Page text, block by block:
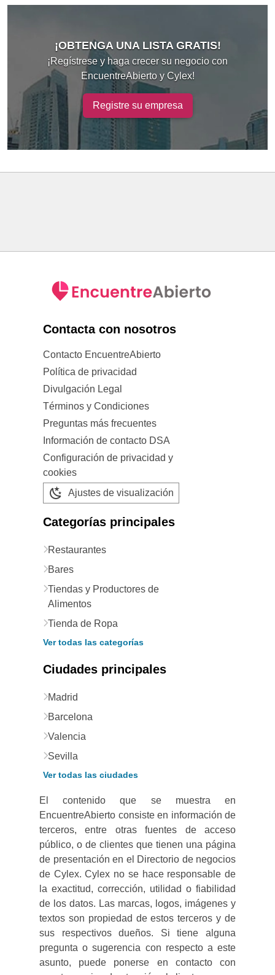
¡OBTENGA UNA LISTA GRATIS!
¡Regístrese y haga crecer su negocio con
EncuentreAbierto y Cylex!
Registre su empresa
Contacta con nosotros
Contacto EncuentreAbierto
Política de privacidad
Divulgación Legal
Términos y Condiciones
Preguntas más frecuentes
Información de contacto DSA
Configuración de privacidad y
cookies
Ajustes de visualización
Categorías principales
Restaurantes
Bares
Tiendas y Productores de
Alimentos
Tienda de Ropa
Ver todas las categorías
Ciudades principales
Madrid
Barcelona
Valencia
Sevilla
Ver todas las ciudades
El contenido que se muestra en
EncuentreAbierto consiste en información de
terceros, entre otras fuentes de acceso
público, o de clientes que tienen una página
de presentación en el Directorio de negocios
de Cylex. Cylex no se hace responsable de
la exactitud, corrección, utilidad o fiabilidad
de los datos. Las marcas, logos, imágenes y
textos son propiedad de estos terceros y de
sus respectivos dueños. Si tiene alguna
pregunta o sugerencia con respecto a este
asunto, puede ponerse en contacto con